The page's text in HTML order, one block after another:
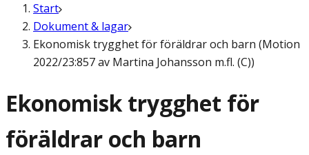
Start
Dokument & lagar
Ekonomisk trygghet för föräldrar och barn (Motion
2022/23:857 av Martina Johansson m.fl. (C))
Ekonomisk trygghet för
föräldrar och barn